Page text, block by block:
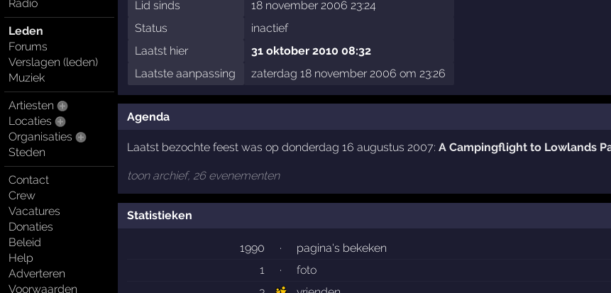
Radio
Leden
Forums
Verslagen (leden)
Muziek
Artiesten
Locaties
Organisaties
Steden
Contact
Crew
Vacatures
Donaties
Beleid
Help
Adverteren
Voorwaarden
Lid sinds
18 november 2006 23:24
Status
inactief
Laatst hier
31 oktober 2010 08:32
Laatste aanpassing
zaterdag 18 november 2006 om 23:26
Agenda
Laatst bezochte feest was op donderdag 16 augustus 2007: A Campingflight to Lowlands
toon archief, 26 evenementen
Statistieken
1990 ·
pagina's bekeken
1
·
foto